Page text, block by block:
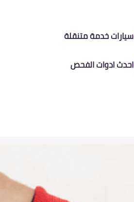
سيارات خدمة متنقلة
احدث ادوات الفحص